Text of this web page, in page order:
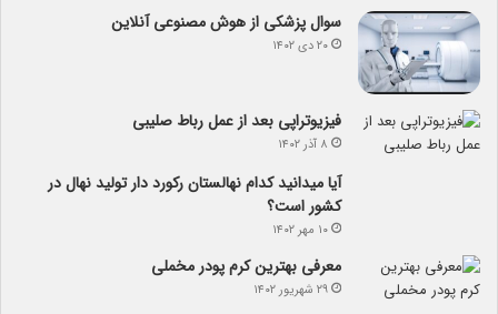
سوال پزشکی از هوش مصنوعی آنلاین
۲۰ دی ۱۴۰۲
فیزیوتراپی بعد از عمل رباط صلیبی
۸ آذر ۱۴۰۲
آیا می­دانید کدام نهالستان رکورد دار تولید نهال­ در
کشور است؟
۱۰ مهر ۱۴۰۲
معرفی بهترین کرم پودر مخملی
۲۹ شهریور ۱۴۰۲